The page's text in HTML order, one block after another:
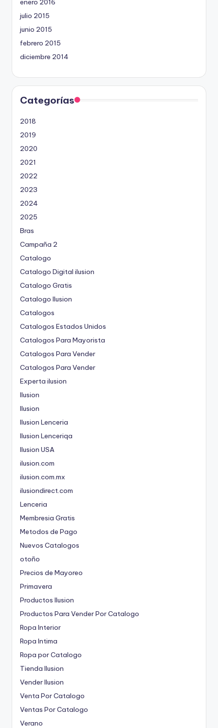
enero 2016
julio 2015
junio 2015
febrero 2015
diciembre 2014
Categorías
2018
2019
2020
2021
2022
2023
2024
2025
Bras
Campaña 2
Catalogo
Catalogo Digital ilusion
Catalogo Gratis
Catalogo Ilusion
Catalogos
Catalogos Estados Unidos
Catalogos Para Mayorista
Catalogos Para Vender
Catalogos Para Vender
Experta ilusion
Ilusion
Ilusion
Ilusion Lenceria
Ilusion Lenceriqa
Ilusion USA
ilusion.com
ilusion.com.mx
ilusiondirect.com
Lenceria
Membresia Gratis
Metodos de Pago
Nuevos Catalogos
otoño
Precios de Mayoreo
Primavera
Productos Ilusion
Productos Para Vender Por Catalogo
Ropa Interior
Ropa Intima
Ropa por Catalogo
Tienda Ilusion
Vender Ilusion
Venta Por Catalogo
Ventas Por Catalogo
Verano